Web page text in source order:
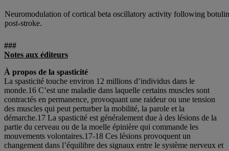
Neuromodulation of cortical beta oscillatory activity following
post-stroke.
###
Notes aux éditeurs
À propos de la spasticité
La spasticité touche environ 12 millions d’individus dans le
monde.16 C’est une maladie dans laquelle certains muscles sont
contractés en permanence, provoquant une raideur ou une tension
des muscles qui peut perturber la mobilité, la parole et la
démarche.17 La spasticité est généralement due à des lésions de la
partie du cerveau ou de la moelle épinière qui commande les
mouvements volontaires.17-18 Ces lésions provoquent un
changement dans l’équilibre des signaux entre le système nerveux et